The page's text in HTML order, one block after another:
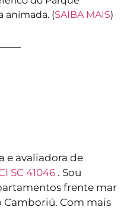
animada. (SAIBA MAIS)
e avaliadora de
SC 41046 . Sou
frente mar
Camboriú. Com mais